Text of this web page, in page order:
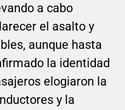
a cabo
el asalto y
aunque hasta
la identidad
elogiaron la
y la